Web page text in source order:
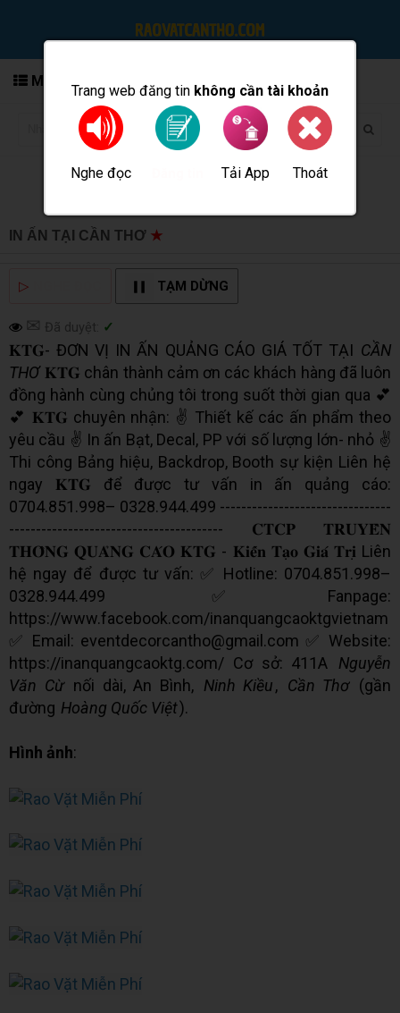
MENU
IN ẤN TẠI CẦN THƠ ★
▷ TẠM DỪNG
✉ Đã duyệt: ✓
𝐊𝐓𝐆- ĐƠN VỊ IN ẤN QUẢNG CÁO GIÁ TỐT TẠI CẦN
THƠ 𝐊𝐓𝐆 chân thành cảm ơn các khách hàng đã luôn
đồng hành cùng chủng tôi trong suốt thời gian qua 💕
💕 𝐊𝐓𝐆 chuyên nhận: ✌️ Thiết kế các ấn phẩm theo
yêu cầu ✌️ In ấn Bạt, Decal, PP với số lượng lớn- nhỏ ✌️
Thi công Bảng hiệu, Backdrop, Booth sự kiện Liên hệ
ngay 𝐊𝐓𝐆 để được tư vấn in ấn quảng cáo:
0704.851.998– 0328.944.499 --------------------------------
---------------------------------------- 𝐂𝐓𝐂𝐏 𝐓𝐑𝐔𝐘𝐄̂̀𝐍
𝐓𝐇𝐎̂𝐍𝐆 𝐐𝐔𝐀̉𝐍𝐆 𝐂𝐀́𝐎 𝐊𝐓𝐆 - 𝐊𝐢𝐞̂́𝐧 𝐓𝐚̣𝐨 𝐆𝐢𝐚́ 𝐓𝐫𝐢̣ Liên
hệ ngay để được tư vấn: ✅ Hotline: 0704.851.998–
0328.944.499 ✅Fanpage:
https://www.facebook.com/inanquangcaoktgvietnam
✅ Email: eventdecorcantho@gmail.com ✅ Website:
https://inanquangcaoktg.com/ Cơ sở: 411A
Nguyễn
Văn Cừ nối dài, An Bình, Ninh Kiều, Cần Thơ (gần
đường Hoàng Quốc Việt).
Hình ảnh: